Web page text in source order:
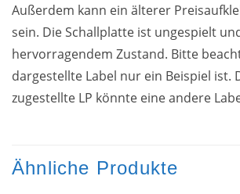
Außerdem kann ein älterer
sein. Die Schallplatte ist ungespielt
hervorragendem Zustand. Bitte
dargestellte Label nur ein Beispiel ist.
zugestellte LP könnte eine andere
Ähnliche Produkte